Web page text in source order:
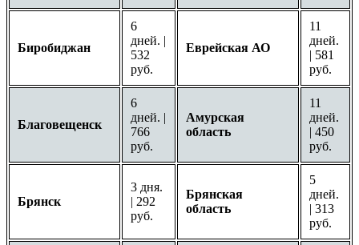
Биробиджан
6
дней. |
532
руб.
Еврейская АО
11
дней.
| 581
руб.
Благовещенск
6
дней. |
766
руб.
Амурская
область
11
дней.
| 450
руб.
Брянск
3 дня.
| 292
руб.
Брянская
область
5
дней.
| 313
руб.